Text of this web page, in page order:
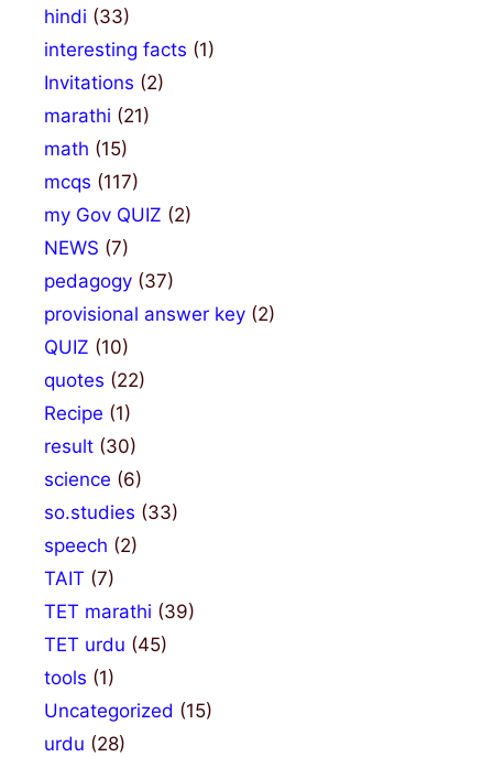
hindi (33)
interesting facts (1)
Invitations (2)
marathi (21)
math (15)
mcqs (117)
my Gov QUIZ (2)
NEWS (7)
pedagogy (37)
provisional answer key (2)
QUIZ (10)
quotes (22)
Recipe (1)
result (30)
science (6)
so.studies (33)
speech (2)
TAIT (7)
TET marathi (39)
TET urdu (45)
tools (1)
Uncategorized (15)
urdu (28)